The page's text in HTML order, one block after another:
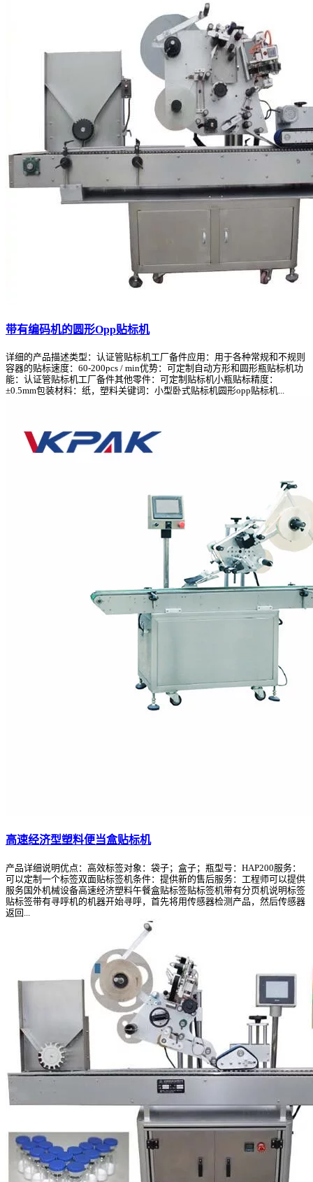
带有编码机的圆形Opp贴标机
详细的产品描述类型：认证管贴标机工厂备件应用：用于各种常规和不规则
容器的贴标速度：60-200pcs / min优势：可定制自动方形和圆形瓶贴标机功
能：认证管贴标机工厂备件其他零件：可定制贴标机小瓶贴标精度：
±0.5mm包装材料：纸，塑料关键词：小型卧式贴标机圆形opp贴标机...
高速经济型塑料便当盒贴标机
产品详细说明优点：高效标签对象：袋子；盒子；瓶型号：HAP200服务：
可以定制一个标签双面贴标签机条件：提供新的售后服务：工程师可以提供
服务国外机械设备高速经济塑料午餐盒贴标签贴标签机带有分页机说明标签
贴标签带有寻呼机的机器开始寻呼，首先将用传感器检测产品，然后传感器
返回...